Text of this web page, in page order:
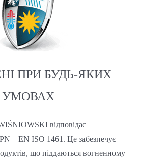
ПРИ БУДЬ-ЯКИХ
УМОВАХ
відповідає
– EN ISO 1461. Це забезпечує
що піддаються вогненному